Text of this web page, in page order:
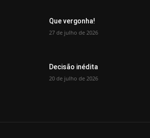
Que vergonha!
27 de julho de 2026
Decisão inédita
20 de julho de 2026